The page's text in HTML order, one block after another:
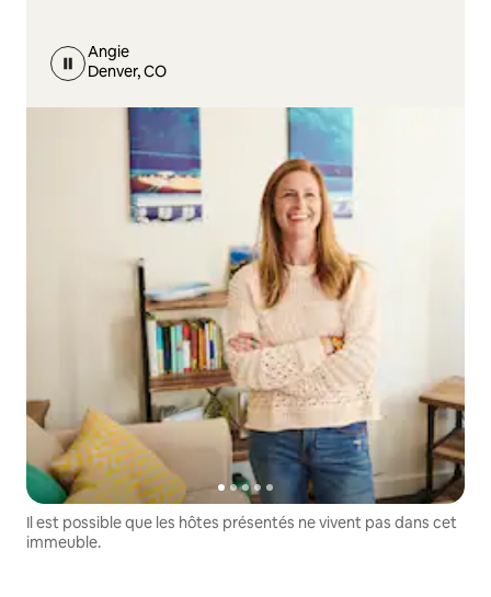
Angie
Denver, CO
Il est possible que les hôtes présentés ne vivent pas dans cet
immeuble.